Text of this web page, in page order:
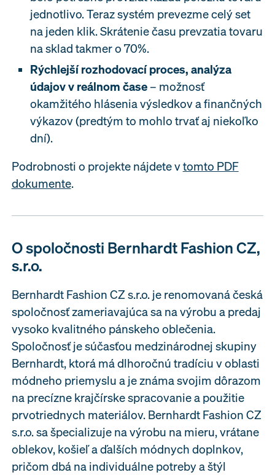
jednotlivo. Teraz systém prevezme celý set
na jeden klik. Skrátenie času prevzatia tovaru
na sklad takmer o 70%.
Rýchlejší rozhodovací proces, analýza
údajov v reálnom čase– možnosť
okamžitého hlásenia výsledkov a finančných
výkazov (predtým to mohlo trvať aj niekoľko
dní).
Podrobnosti o projekte nájdete vtomto PDF
dokumente.
O spoločnosti Bernhardt Fashion CZ,
s.r.o.
Bernhardt Fashion CZ s.r.o. je renomovaná česká
spoločnosť zameriavajúca sa na výrobu a predaj
vysoko kvalitného pánskeho oblečenia.
Spoločnosť je súčasťou medzinárodnej skupiny
Bernhardt, ktorá má dlhoročnú tradíciu v oblasti
módneho priemyslu a je známa svojim dôrazom
na precízne krajčírske spracovanie a použitie
prvotriednych materiálov. Bernhardt Fashion CZ
s.r.o. sa špecializuje na výrobu na mieru, vrátane
oblekov, košieľ a ďalších módnych doplnkov,
pričom dbá na individuálne potreby a štýl